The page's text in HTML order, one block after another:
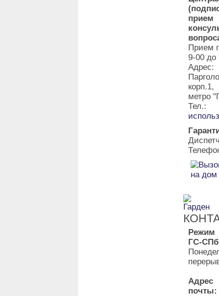
Прием
9-00 до
Адрес:
метро
Тел.:
Режим
ГС-
почты: